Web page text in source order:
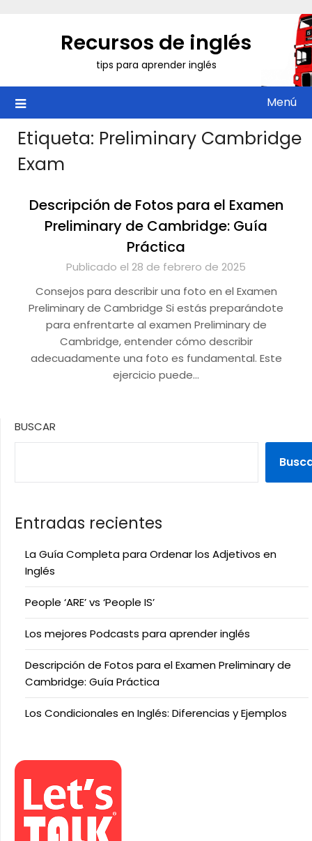
Recursos de inglés
tips para aprender inglés
Menú
Etiqueta: Preliminary Cambridge
Exam
Descripción de Fotos para el Examen
Preliminary de Cambridge: Guía
Práctica
Publicado el 28 de febrero de 2025
Consejos para describir una foto en el Examen
Preliminary de Cambridge Si estás preparándote
para enfrentarte al examen Preliminary de
Cambridge, entender cómo describir
adecuadamente una foto es fundamental. Este
ejercicio puede…
BUSCAR
Entradas recientes
La Guía Completa para Ordenar los Adjetivos en
Inglés
People ‘ARE’ vs ‘People IS’
Los mejores Podcasts para aprender inglés
Descripción de Fotos para el Examen Preliminary de
Cambridge: Guía Práctica
Los Condicionales en Inglés: Diferencias y Ejemplos